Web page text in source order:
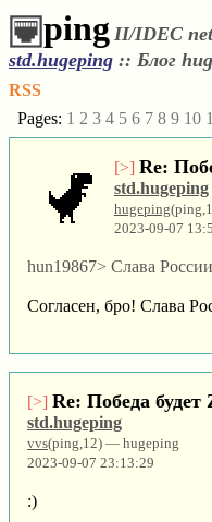
ping II/IDEC
std.hugeping :: Блог
RSS
Pages: 1 2 3 4 5 6 7 8 9 10
[>] Re:
std.hugeping
hugeping
2023-09-07
hun19867> Слава
Согласен, бро! Слава
[>] Re: Победа будет
std.hugeping
vvs(ping,12) — hugeping
2023-09-07 23:13:29
:)